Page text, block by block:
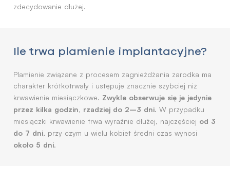
zdecydowanie dłużej.
Ile trwa plamienie implantacyjne?
Plamienie związane z procesem zagnieżdżania zarodka ma
charakter krótkotrwały i ustępuje znacznie szybciej niż
krwawienie miesiączkowe. Zwykle obserwuje się je jedynie
przez kilka godzin, rzadziej do 2–3 dni. W przypadku
miesiączki krwawienie trwa wyraźnie dłużej, najczęściej od 3
do 7 dni, przy czym u wielu kobiet średni czas wynosi
około 5 dni.